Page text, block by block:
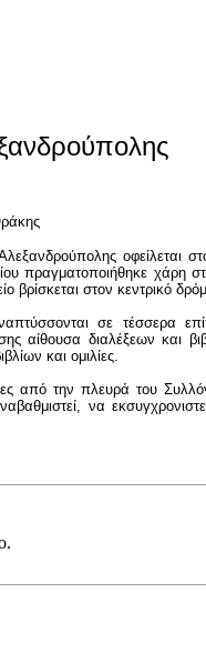
οφείλεται
πραγματοποιήθηκε
βρίσκεται στον κεντρικό
σε τέσσερα
αίθουσα διαλέξεων και
και ομιλίες.
από την πλευρά του
να